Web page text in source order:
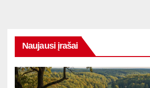
Naujausi įrašai